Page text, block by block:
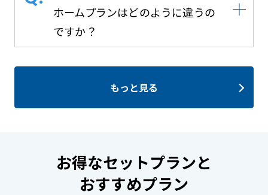
ホームプランはどのように違うの
ですか？
もっと見る
お得なセットプランと
おすすめプラン